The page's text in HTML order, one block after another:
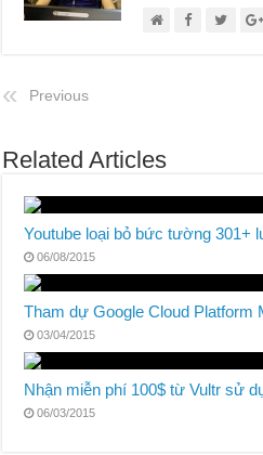
Previous
Related Articles
Youtube loại bỏ bức tường 301+
06/08/2015
Tham dự Google Cloud Platform
03/04/2015
Nhận miễn phí 100$ từ Vultr sử
06/03/2015